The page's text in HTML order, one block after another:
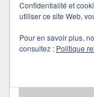
Bon
Confidentialité et
utiliser ce site Web,
Pour en savoir plus,
consultez : Politique